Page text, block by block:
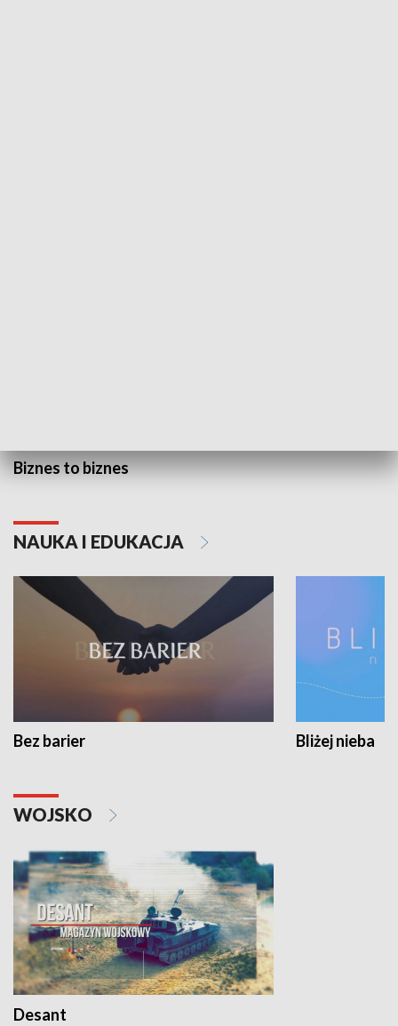
Biznes to biznes
NAUKA I EDUKACJA
Bez barier Bliżej nieba
WOJSKO
Desant